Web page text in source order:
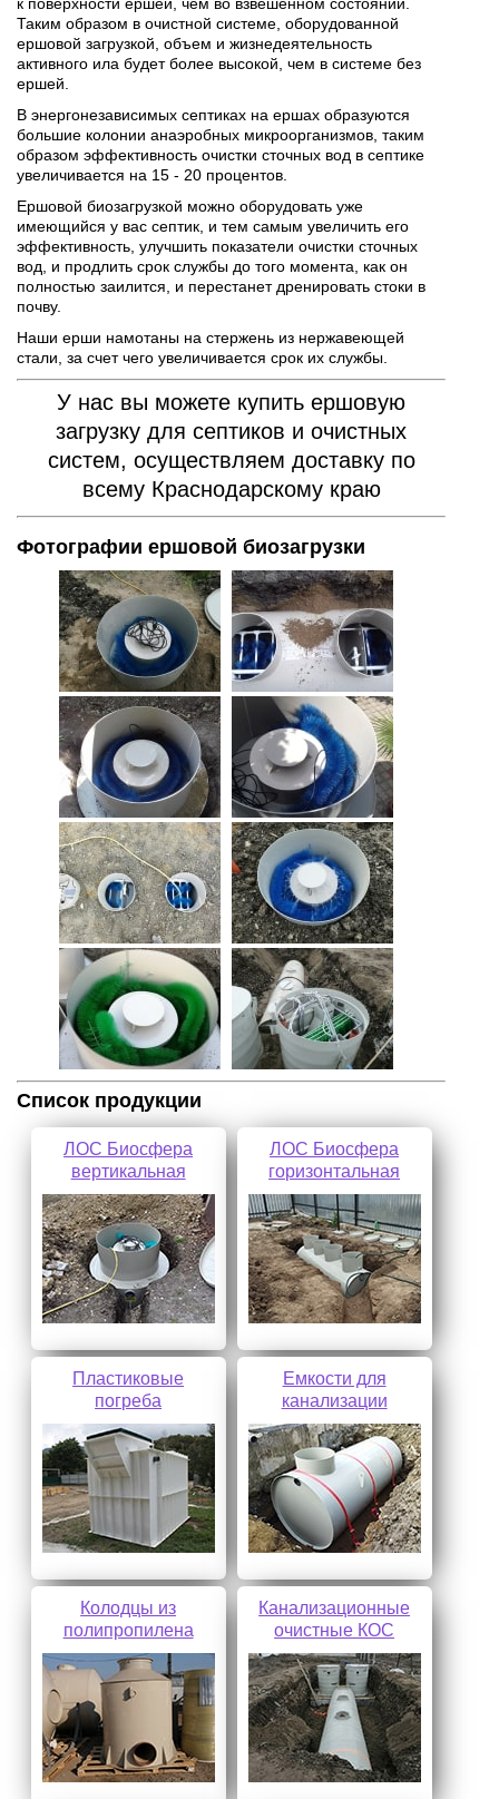
Таким образом в очистной системе, оборудованной
ершовой загрузкой, объем и жизнедеятельность
активного ила будет более высокой, чем в системе без
ершей.
В энергонезависимых септиках на ершах образуются
большие колонии анаэробных микроорганизмов, таким
образом эффективность очистки сточных вод в септике
увеличивается на 15 - 20 процентов.
Ершовой биозагрузкой можно оборудовать уже
имеющийся у вас септик, и тем самым увеличить его
эффективность, улучшить показатели очистки сточных
вод, и продлить срок службы до того момента, как он
полностью заилится, и перестанет дренировать стоки в
почву.
Наши ерши намотаны на стержень из нержавеющей
стали, за счет чего увеличивается срок их службы.
У нас вы можете купить ершовую
загрузку для септиков и очистных
систем, осуществляем доставку по
всему Краснодарскому краю
Фотографии ершовой биозагрузки
Список продукции
ЛОС Биосфера
вертикальная
ЛОС Биосфера
горизонтальная
Пластиковые
погреба
Емкости для
канализации
Колодцы из
полипропилена
Канализационные
очистные КОС